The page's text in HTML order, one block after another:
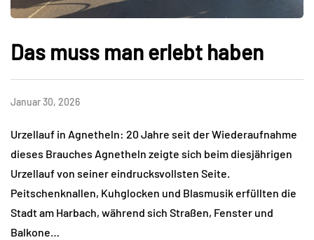
Das muss man erlebt haben
Januar 30, 2026
Urzellauf in Agnetheln: 20 Jahre seit der Wiederaufnahme
dieses Brauches Agnetheln zeigte sich beim diesjährigen
Urzellauf von seiner eindrucksvollsten Seite.
Peitschenknallen, Kuhglocken und Blasmusik erfüllten die
Stadt am Harbach, während sich Straßen, Fenster und
Balkone…